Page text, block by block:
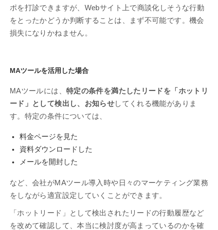
ポを打診できますが、Webサイト上で商談化しそうな行動
をとったかどうか判断することは、まず不可能です。機会
損失になりかねません。
MAツールを活用した場合
MAツールには、 特定の条件を満たしたリードを「ホットリ
ード」として検出し、お知らせしてくれる機能がありま
す。特定の条件については、
料金ページを見た
資料ダウンロードした
メールを開封した
など、会社がMAツール導入時や日々のマーケティング業務
をしながら適宜設定していくことができます。
「ホットリード」として検出されたリードの行動履歴など
を改めて確認して、本当に検討度が高まっているのかを確